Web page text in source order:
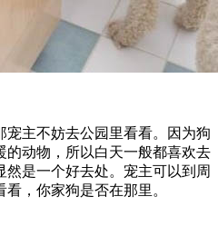
主不妨去公园里看看。因为狗
的动物，所以白天一般都喜欢去
然是一个好去处。宠主可以到周
，你家狗是否在那里。